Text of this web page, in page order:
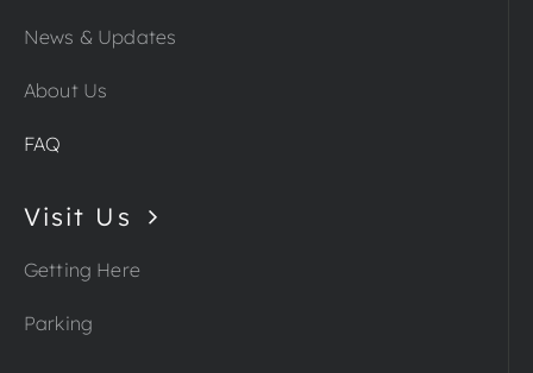
News & Updates
About Us
FAQ
Visit Us
Getting Here
Parking